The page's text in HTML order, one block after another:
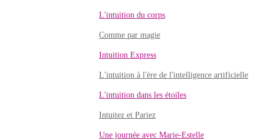
L'intuition du corps
Comme par magie
Intuition Express
L'intuition à l'ère de l'intelligence artificielle
L'intuition dans les étoiles
Intuitez et Pariez
Une journée avec Marie-Estelle